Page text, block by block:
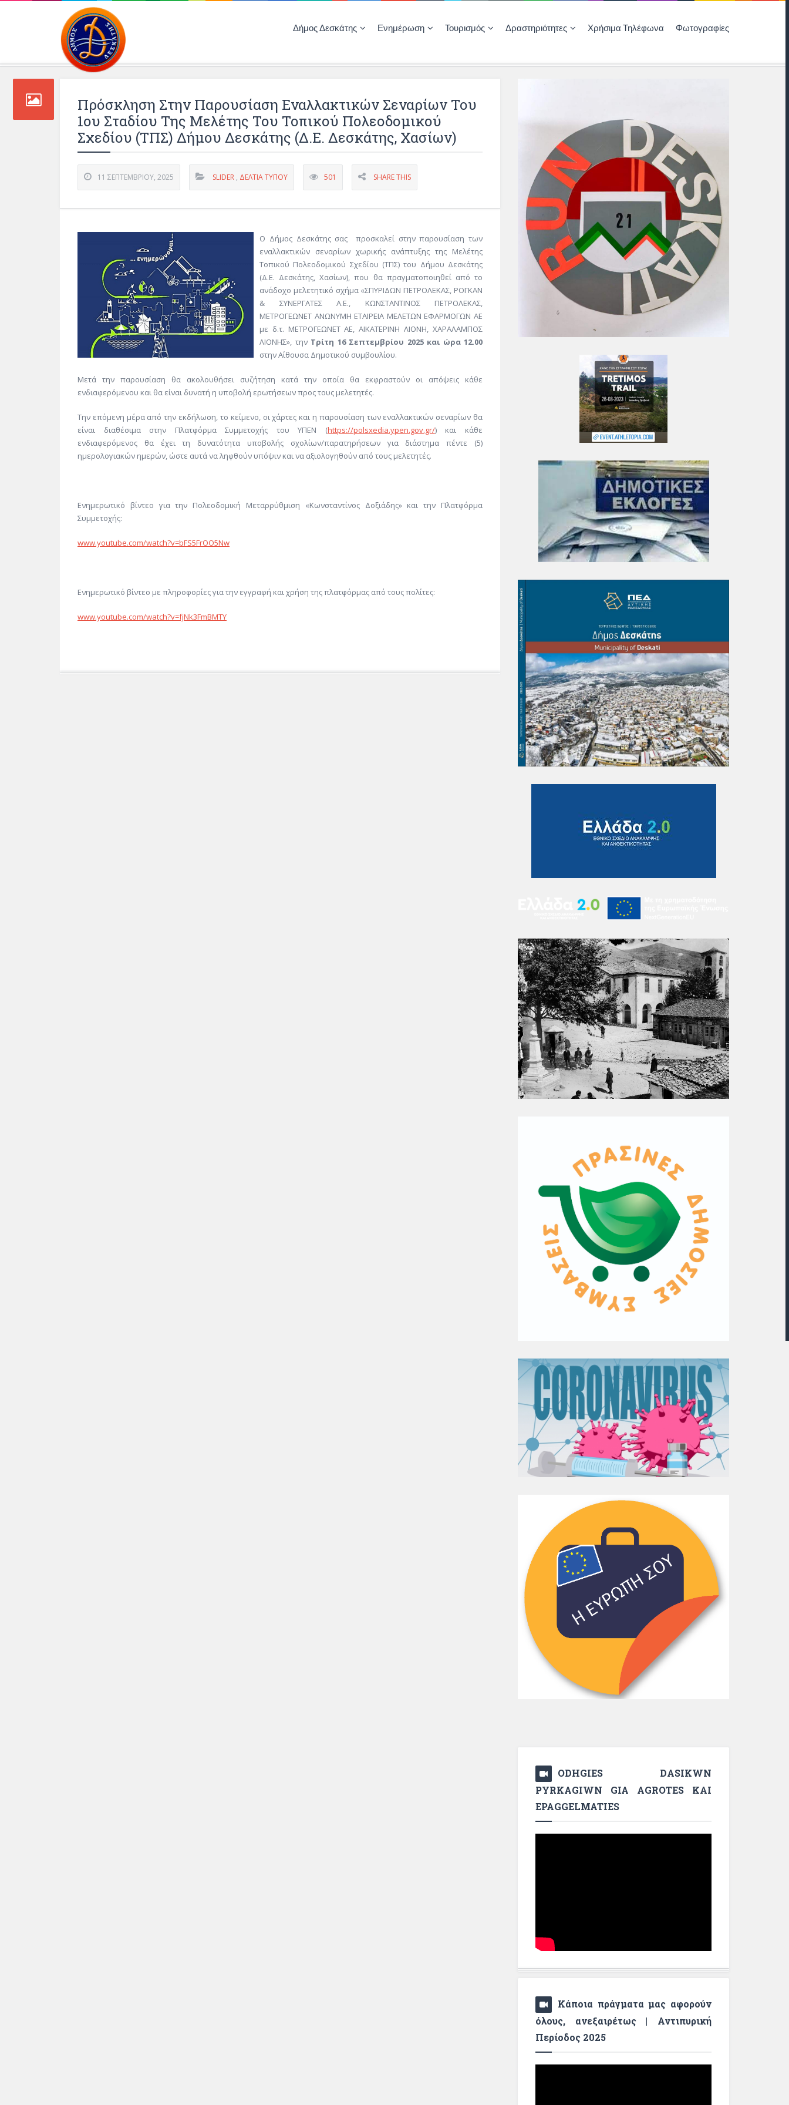
Δήμος Δεσκάτης Ενημέρωση Τουρισμός Δραστηριότητες Χρήσιμα Τηλέφωνα Φωτογραφίες
Πρόσκληση Στην Παρουσίαση Εναλλακτικών Σεναρίων Του
1ου Σταδίου Της Μελέτης Του Τοπικού Πολεοδομικού
Σχεδίου (ΤΠΣ) Δήμου Δεσκάτης (Δ.Ε. Δεσκάτης, Χασίων)
11 ΣΕΠΤΕΜΒΡΊΟΥ, 2025 SLIDER , ΔΕΛΤΊΑ ΤΎΠΟΥ 501 SHARE THIS
Ο Δήμος Δεσκάτης σας προσκαλεί στην παρουσίαση των
εναλλακτικών σεναρίων χωρικής ανάπτυξης της Μελέτης
Τοπικού Πολεοδομικού Σχεδίου (ΤΠΣ) του Δήμου Δεσκάτης
(Δ.Ε. Δεσκάτης, Χασίων), που θα πραγματοποιηθεί από το
ανάδοχο μελετητικό σχήμα «ΣΠΥΡΙΔΩΝ ΠΕΤΡΟΛΕΚΑΣ, ΡΟΓΚΑΝ
& ΣΥΝΕΡΓΑΤΕΣ Α.Ε., ΚΩΝΣΤΑΝΤΙΝΟΣ ΠΕΤΡΟΛΕΚΑΣ,
ΜΕΤΡΟΓΕΩΝΕΤ ΑΝΩΝΥΜΗ ΕΤΑΙΡΕΙΑ ΜΕΛΕΤΩΝ ΕΦΑΡΜΟΓΩΝ ΑΕ
με δ.τ. ΜΕΤΡΟΓΕΩΝΕΤ ΑΕ, ΑΙΚΑΤΕΡΙΝΗ ΛΙΟΝΗ, ΧΑΡΑΛΑΜΠΟΣ
ΛΙΟΝΗΣ», τηνΤρίτη 16 Σεπτεμβρίου 2025 και ώρα 12.00
στην Αίθουσα Δημοτικού συμβουλίου.
Μετά την παρουσίαση θα ακολουθήσει συζήτηση κατά την οποία θα εκφραστούν οι απόψεις κάθε
ενδιαφερόμενου και θα είναι δυνατή η υποβολή ερωτήσεων προς τους μελετητές.
Την επόμενη μέρα από την εκδήλωση, το κείμενο, οι χάρτες και η παρουσίαση των εναλλακτικών σεναρίων θα
είναι διαθέσιμα στην Πλατφόρμα Συμμετοχής του ΥΠΕΝ (https://polsxedia.ypen.gov.gr/) και κάθε
ενδιαφερόμενος θα έχει τη δυνατότητα υποβολής σχολίων/παρατηρήσεων για διάστημα πέντε (5)
ημερολογιακών ημερών, ώστε αυτά να ληφθούν υπόψιν και να αξιολογηθούν από τους μελετητές.
Ενημερωτικό βίντεο για την Πολεοδομική Μεταρρύθμιση «Κωνσταντίνος Δοξιάδης» και την Πλατφόρμα
Συμμετοχής:
www.youtube.com/watch?v=bFS5FrOO5Nw
Ενημερωτικό βίντεο με πληροφορίες για την εγγραφή και χρήση της πλατφόρμας από τους πολίτες:
www.youtube.com/watch?v=fjNk3FmBMTY
ODHGIES DASIKWN
PYRKAGIWN GIA AGROTES KAI
EPAGGELMATIES
Κάποια πράγματα μας αφορούν
όλους, ανεξαιρέτως | Αντιπυρική
Περίοδος 2025